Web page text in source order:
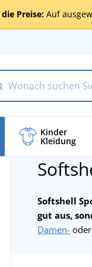
Preise: Auf
Kinder
Kleidung
Softshell
gut aus,
Damen- oder